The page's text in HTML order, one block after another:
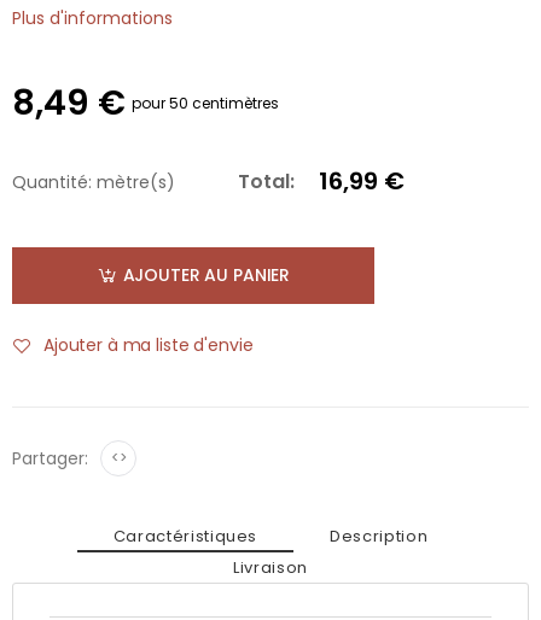
Plus d'informations
8,49 € pour 50 centimètres
Quantité: mètre(s) Total: 16,99 €
AJOUTER AU PANIER
Ajouter à ma liste d'envie
Partager: <>
Caractéristiques
Description
Livraison